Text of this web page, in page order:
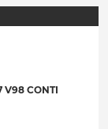
V98 CONTI